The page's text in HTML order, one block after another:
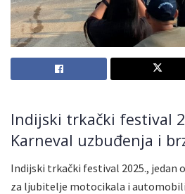
Indijski trkački festival
Karneval uzbuđenja i
Indijski trkački festival 2025., jedan
za ljubitelje motocikala i